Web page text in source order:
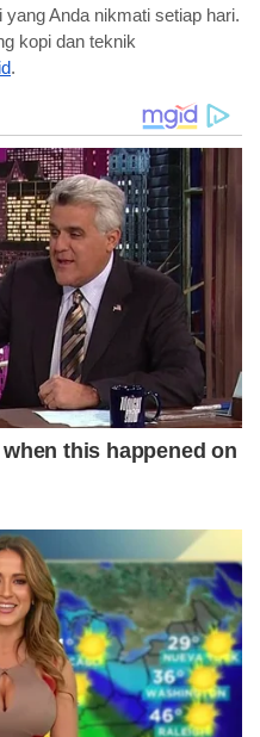
Anda nikmati setiap hari.
kopi dan teknik
.